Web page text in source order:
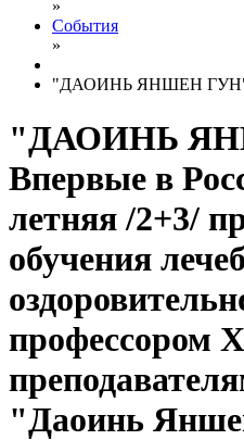
»
События
»
"ДАОИНЬ ЯНШЕН ГУН"
"ДАОИНЬ
Впервые в
летняя /2+3/
обучения
профессором
"Даоинь